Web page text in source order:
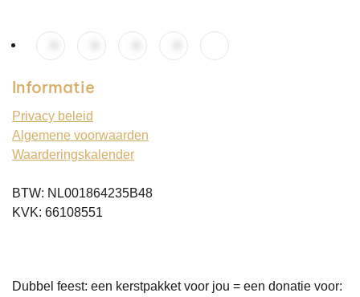
Informatie
Privacy beleid
Algemene voorwaarden
Waarderingskalender
BTW: NL001864235B48
KVK: 66108551
Dubbel feest: een kerstpakket voor jou = een donatie voor: